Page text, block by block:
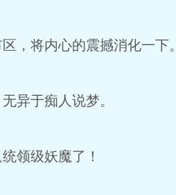
，将内心的震撼消化一下。
异于痴人说梦。
领级妖魔了！